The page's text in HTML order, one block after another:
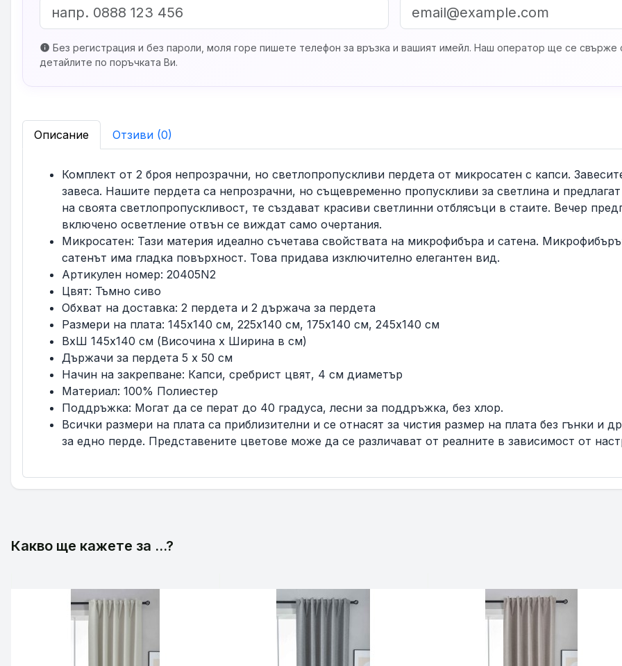
info Без регистрация и без пароли, моля горе пишете телефон за връзка и вашият имейл. Наш оператор ще се свърже
детайлите по поръчката Ви.
Описание Отзиви (0)
Комплект от 2 броя непрозрачни, но светлопропускливи пердета от микросатен с капси.
завеса. Нашите пердета са непрозрачни, но същевременно пропускливи за светлина и
на своята светлопропускливост, те създават красиви светлинни отблясъци в стаите. Вечер
включено осветление отвън се виждат само очертания.
Микросатен: Тази материя идеално съчетава свойствата на микрофибъра и сатена.
сатенът има гладка повърхност. Това придава изключително елегантен вид.
Артикулен номер: 20405N2
Цвят: Тъмно сиво
Обхват на доставка: 2 пердета и 2 държача за пердета
Размери на плата: 145x140 см, 225x140 см, 175x140 см, 245x140 см
ВхШ 145x140 см (Височина x Ширина в см)
Държачи за пердета 5 x 50 см
Начин на закрепване: Капси, сребрист цвят, 4 см диаметър
Материал: 100% Полиестер
Поддръжка: Могат да се перат до 40 градуса, лесни за поддръжка, без хлор.
Всички размери на плата са приблизителни и се отнасят за чистия размер на плата без гънки и
за едно перде. Представените цветове може да се различават от реалните в зависимост от
Какво ще кажете за ...?